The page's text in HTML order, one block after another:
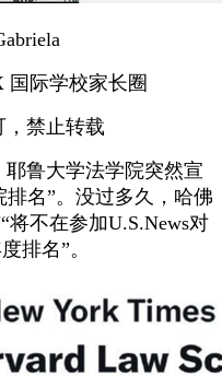
际学校家长圈
禁止转载
鲁大学法学院突然宣
排名”。没过多久，哈佛
不在参加U.S.News对
排名”。